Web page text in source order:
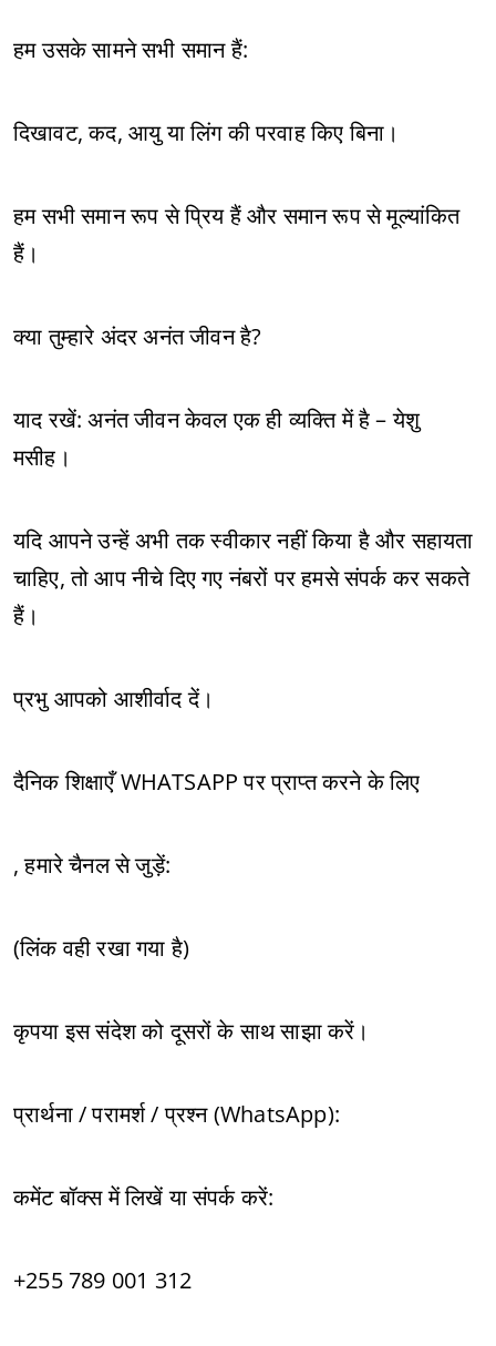
हम उसके सामने सभी समान हैं:
दिखावट, कद, आयु या लिंग की परवाह किए बिना।
हम सभी समान रूप से प्रिय हैं और समान रूप से मूल्यांकित
हैं।
क्या तुम्हारे अंदर अनंत जीवन है?
याद रखें: अनंत जीवन केवल एक ही व्यक्ति में है – येशु
मसीह।
यदि आपने उन्हें अभी तक स्वीकार नहीं किया है और सहायता
चाहिए, तो आप नीचे दिए गए नंबरों पर हमसे संपर्क कर सकते
हैं।
प्रभु आपको आशीर्वाद दें।
दैनिक शिक्षाएँ WHATSAPP पर प्राप्त करने के लिए
, हमारे चैनल से जुड़ें:
(लिंक वही रखा गया है)
कृपया इस संदेश को दूसरों के साथ साझा करें।
प्रार्थना / परामर्श / प्रश्न (WhatsApp):
कमेंट बॉक्स में लिखें या संपर्क करें:
+255 789 001 312